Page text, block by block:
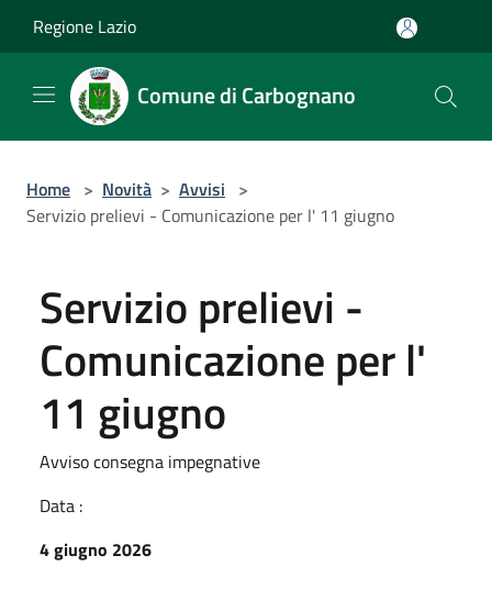
Regione Lazio
Comune di Carbognano
Home > Novità > Avvisi >
Servizio prelievi - Comunicazione per l' 11 giugno
Servizio prelievi -
Comunicazione per l'
11 giugno
Avviso consegna impegnative
Data :
4 giugno 2026